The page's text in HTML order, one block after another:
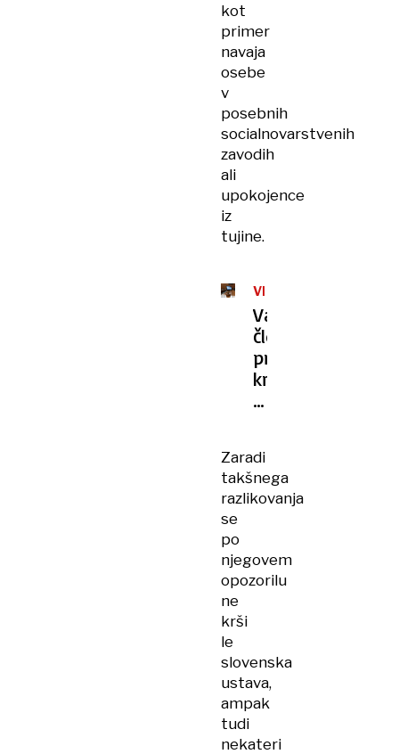
kot
primer
navaja
osebe
v
posebnih
socialnovarstvenih
zavodih
ali
upokojence
iz
tujine.
VEČ
POMANJKLJIVOSTI
Varuh
človekovih
pravic
kritičen
do
zakona
o
parlamentarni
Zaradi
takšnega
razlikovanja
se
po
njegovem
opozorilu
ne
krši
le
slovenska
ustava,
ampak
tudi
nekateri